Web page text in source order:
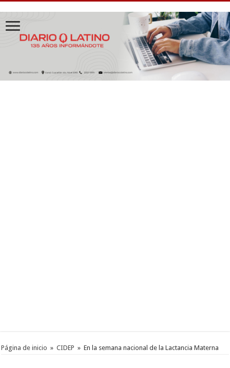
Página de inicio » CIDEP » En la semana nacional de la Lactancia Materna